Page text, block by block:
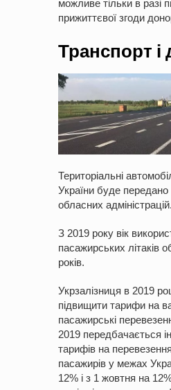
можливе тільки в разі
прижиттєвої згоди
Транспорт і
Територіальні
України буде
обласних адміністрацій.
З 2019 року вік
пасажирських літаків
років.
Укрзалізниця в 2019
підвищити тарифи на
пасажирські
2019 передбачається
тарифів на перевезення
пасажирів у межах
12% і з 1 жовтня на